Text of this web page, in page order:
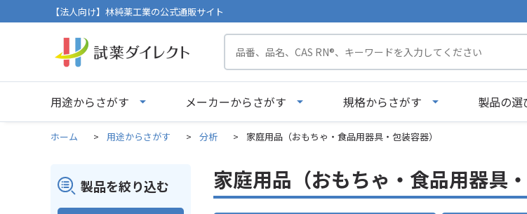
【法人向け】林純薬工業の公式通販サイト
用途からさがす メーカーからさがす 規格からさがす 製品の選
ホーム > 用途からさがす > 分析 > 家庭用品（おもちゃ・食品用器具・包装容器）
製品を絞り込む 家庭用品（おもちゃ・食品用器具・